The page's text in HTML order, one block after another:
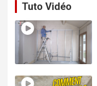
Tuto Vidéo